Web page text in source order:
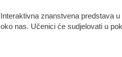
Interaktivna znanstvena predstava
oko nas. Učenici će sudjelovati u